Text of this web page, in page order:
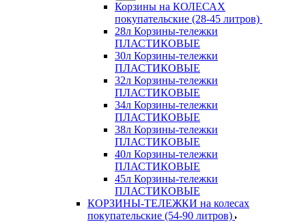
Корзины на КОЛЕСАХ
покупательские (28-45 литров)
28л Корзины-тележки
ПЛАСТИКОВЫЕ
30л Корзины-тележки
ПЛАСТИКОВЫЕ
32л Корзины-тележки
ПЛАСТИКОВЫЕ
34л Корзины-тележки
ПЛАСТИКОВЫЕ
38л Корзины-тележки
ПЛАСТИКОВЫЕ
40л Корзины-тележки
ПЛАСТИКОВЫЕ
45л Корзины-тележки
ПЛАСТИКОВЫЕ
КОРЗИНЫ-ТЕЛЕЖКИ на колесах
покупательские (54-90 литров)